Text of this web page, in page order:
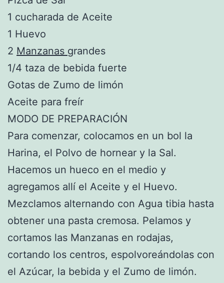
1 cucharada de Aceite
1 Huevo
2 Manzanas grandes
1/4 taza de bebida fuerte
Gotas de Zumo de limón
Aceite para freír
MODO DE PREPARACIÓN
Para comenzar, colocamos en un bol la
Harina, el Polvo de hornear y la Sal.
Hacemos un hueco en el medio y
agregamos allí el Aceite y el Huevo.
Mezclamos alternando con Agua tibia hasta
obtener una pasta cremosa. Pelamos y
cortamos las Manzanas en rodajas,
cortando los centros, espolvoreándolas con
el Azúcar, la bebida y el Zumo de limón.